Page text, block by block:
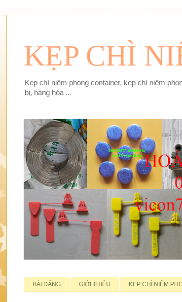
KẸP CHÌ
Kẹp chì niêm phong container, kẹp chì niêm
bị, hàng hóa ...
BÀI ĐĂNG GIỚI THIỆU KẸP CHÌ NIÊM